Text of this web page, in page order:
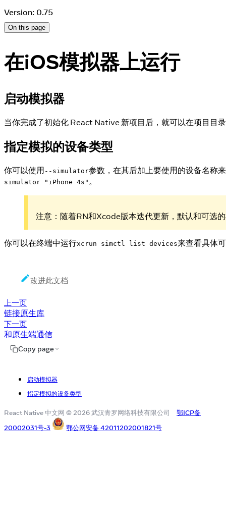
Version: 0.75
On this page
在iOS模拟器上运行
启动模拟器
当你完成了初始化 React Native 新项目后，就可以在项目目
指定模拟的设备类型
你可以使用 --simulator参数，在其后加上要使用的设备名称
simulator "iPhone 4s" 。
注意：随着RN和Xcode版本迭代更新，默认和可选
你可以在终端中运行xcrun simctl list devices来查看具体
改进此文档
上一页
链接原生库
下一页
和原生端通信
Copy page
启动模拟器
指定模拟的设备类型
React Native 中文网 © 2026 武汉青罗网络科技有限公司
鄂ICP备
20002031号-3
鄂公网安备 42011202001821号